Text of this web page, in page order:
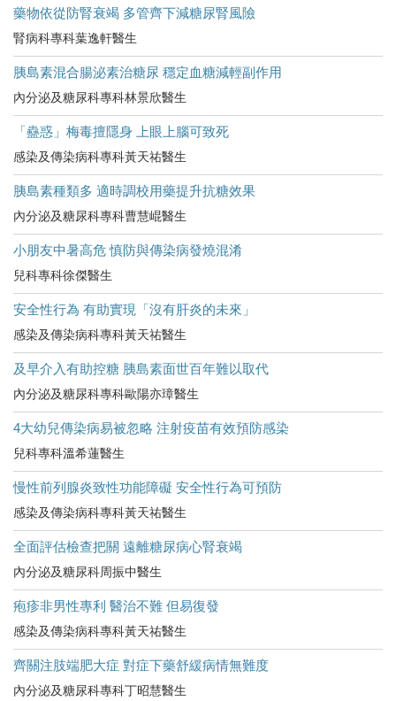
藥物依從防腎衰竭 多管齊下減糖尿腎風險
腎病科專科葉逸軒醫生
胰島素混合腸泌素治糖尿 穩定血糖減輕副作用
內分泌及糖尿科專科林景欣醫生
「蠱惑」梅毒擅隱身 上眼上腦可致死
感染及傳染病科專科黃天祐醫生
胰島素種類多 適時調校用藥提升抗糖效果
內分泌及糖尿科專科曹慧崐醫生
小朋友中暑高危​ 慎防與傳染病發燒混淆
兒科專科徐傑醫生
安全性行為 有助實現「沒有肝炎的未來」
感染及傳染病科專科黃天祐醫生
及早介入有助控糖 胰島素面世百年難以取代
內分泌及糖尿科專科歐陽亦璋醫生
4大幼兒傳染病易被忽略 注射疫苗有效預防感染
兒科專科溫希蓮醫生
慢性前列腺炎致性功能障礙 安全性行為可預防
感染及傳染病科專科黃天祐醫生
全面評估檢查把關 遠離糖尿病心腎衰竭
內分泌及糖尿科周振中醫生
疱疹非男性專利 醫治不難 但易復發
感染及傳染病科專科黃天祐醫生
齊關注肢端肥大症 對症下藥舒緩病情無難度
內分泌及糖尿科專科丁昭慧醫生